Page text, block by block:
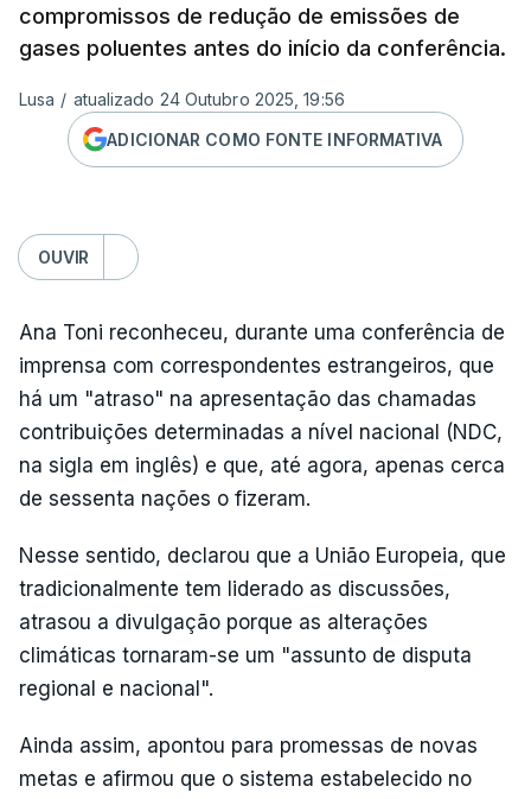
compromissos de redução de emissões de
gases poluentes antes do início da conferência.
Lusa / atualizado 24 Outubro 2025, 19:56
ADICIONAR COMO FONTE INFORMATIVA
OUVIR
Ana Toni reconheceu, durante uma conferência de
imprensa com correspondentes estrangeiros, que
há um "atraso" na apresentação das chamadas
contribuições determinadas a nível nacional (NDC,
na sigla em inglês) e que, até agora, apenas cerca
de sessenta nações o fizeram.
Nesse sentido, declarou que a União Europeia, que
tradicionalmente tem liderado as discussões,
atrasou a divulgação porque as alterações
climáticas tornaram-se um "assunto de disputa
regional e nacional".
Ainda assim, apontou para promessas de novas
metas e afirmou que o sistema estabelecido no